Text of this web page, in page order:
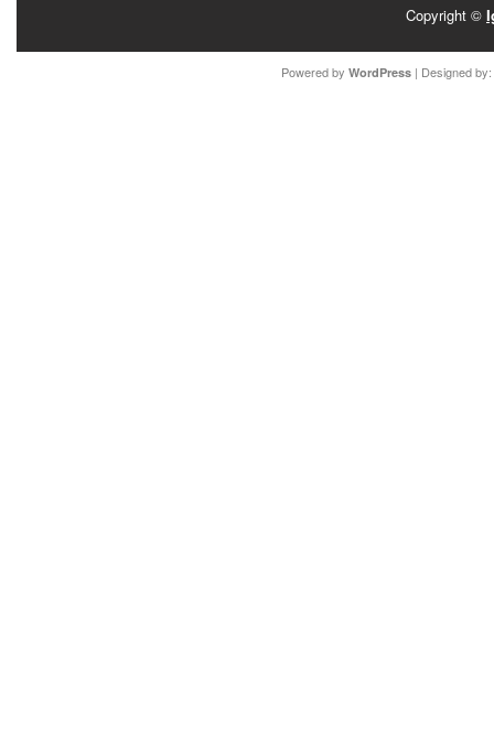
Copyright ©
Powered by WordPress| Designed by: